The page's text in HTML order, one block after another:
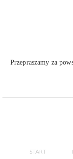
Przepraszamy za
START